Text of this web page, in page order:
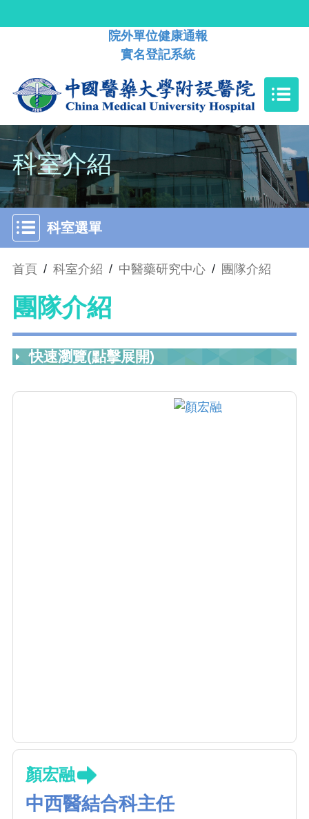
院外單位健康通報
實名登記系統
科室介紹
科室選單
首頁 / 科室介紹 / 中醫藥研究中心 / 團隊介紹
團隊介紹
快速瀏覽(點擊展開)
顏宏融
中西醫結合科主任